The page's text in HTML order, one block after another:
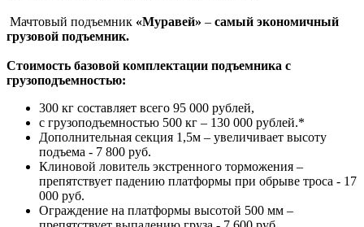
Мачтовый подъемник «Муравей» – самый экономичный
грузовой подъемник.
Стоимость базовой комплектации подъемника с
грузоподъемностью:
300 кг составляет всего 95 000 рублей,
с грузоподъемностью 500 кг – 130 000 рублей.*
Дополнительная секция 1,5м – увеличивает высоту
подъема - 7 800 руб.
Клиновой ловитель экстренного торможения –
препятствует падению платформы при обрыве троса - 17
000 руб.
Ограждение на платформы высотой 500 мм –